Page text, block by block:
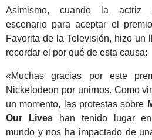
Asimismo, cuando la actriz
escenario para aceptar el
Favorita de la Televisión, hizo un
recordar el por qué de esta causa:
«Muchas gracias por este
Nickelodeon por unirnos. Como
un momento, las protestas sobre
Our Liveshan tenido lugar
mundo y nos ha impactado de